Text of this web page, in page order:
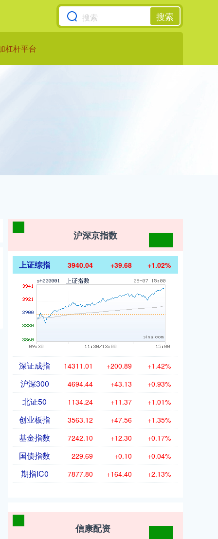
搜索
杠杆平台
沪深京指数
上证综指 3940.04 +39.68 +1.02%
深证成指 14311.01 +200.89 +1.42%
沪深300 4694.44 +43.13 +0.93%
北证50 1134.24 +11.37 +1.01%
创业板指 3563.12 +47.56 +1.35%
基金指数 7242.10 +12.30 +0.17%
国债指数 229.69 +0.10 +0.04%
期指IC0 7877.80 +164.40 +2.13%
信康配资